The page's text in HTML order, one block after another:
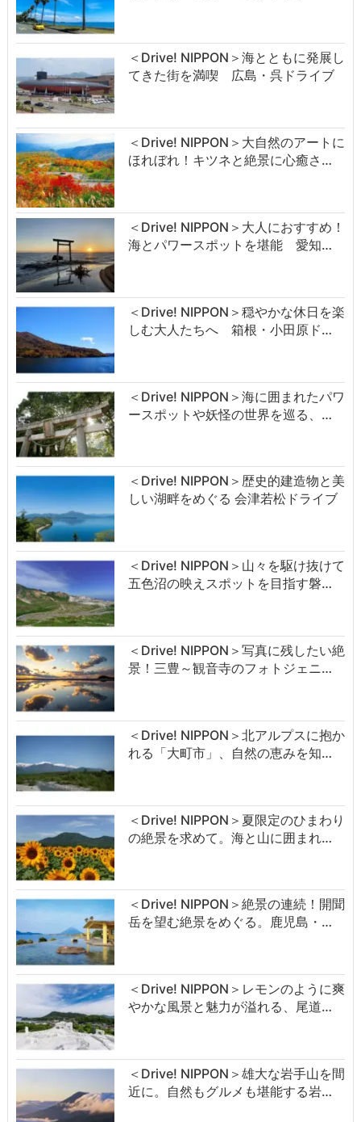
＜Drive! NIPPON＞海とともに発展し
てきた街を満喫 広島・呉ドライブ
＜Drive! NIPPON＞大自然のアートに
ほれぼれ！キツネと絶景に心癒さ…
＜Drive! NIPPON＞大人におすすめ！
海とパワースポットを堪能 愛知…
＜Drive! NIPPON＞穏やかな休日を楽
しむ大人たちへ 箱根・小田原ド…
＜Drive! NIPPON＞海に囲まれたパワ
ースポットや妖怪の世界を巡る、…
＜Drive! NIPPON＞歴史的建造物と美
しい湖畔をめぐる 会津若松ドライブ
＜Drive! NIPPON＞山々を駆け抜けて
五色沼の映えスポットを目指す磐…
＜Drive! NIPPON＞写真に残したい絶
景！三豊～観音寺のフォトジェニ…
＜Drive! NIPPON＞北アルプスに抱か
れる「大町市」、自然の恵みを知…
＜Drive! NIPPON＞夏限定のひまわり
の絶景を求めて。海と山に囲まれ…
＜Drive! NIPPON＞絶景の連続！開聞
岳を望む絶景をめぐる。鹿児島・…
＜Drive! NIPPON＞レモンのように爽
やかな風景と魅力が溢れる、尾道…
＜Drive! NIPPON＞雄大な岩手山を間
近に。自然もグルメも堪能する岩…